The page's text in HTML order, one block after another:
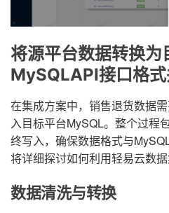
将源平台数据转换为
MySQLAPI接口格
在集成方案中，销售退货数据
入目标平台MySQL。整个过程
终写入，确保数据格式与
将详细探讨如何利用轻易云数
数据清洗与转换